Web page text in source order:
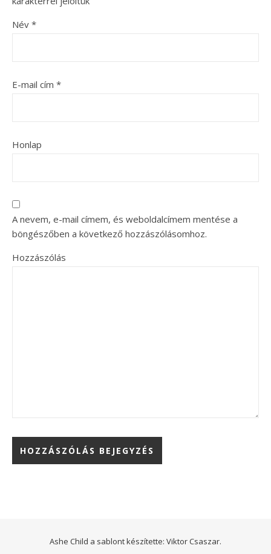
Név *
E-mail cím *
Honlap
A nevem, e-mail címem, és weboldalcímem mentése a
böngészőben a következő hozzászólásomhoz.
Hozzászólás
Ashe Child a sablont készítette: Viktor Csaszar.